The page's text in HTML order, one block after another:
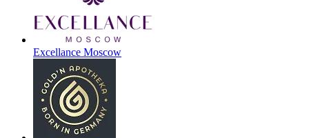
Excellance Moscow